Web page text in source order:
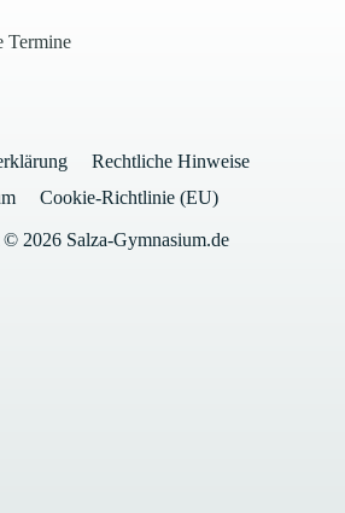
Termine
Rechtliche Hinweise
Cookie-Richtlinie (EU)
2026 Salza-Gymnasium.de